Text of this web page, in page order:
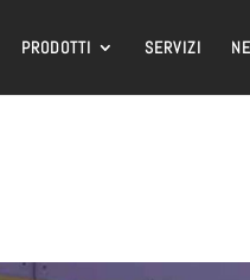
PRODOTTI SERVIZI